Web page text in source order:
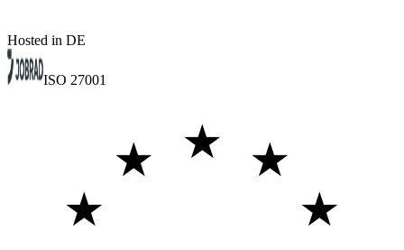
Hosted in DE
ISO 27001
★ ★
★
★
★